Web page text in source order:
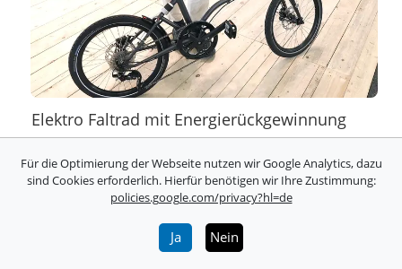
Elektro Faltrad mit Energierückgewinnung
Für die Optimierung der Webseite nutzen wir Google Analytics, dazu
sind Cookies erforderlich. Hierfür benötigen wir Ihre Zustimmung:
policies.google.com/privacy?hl=de
Ja Nein